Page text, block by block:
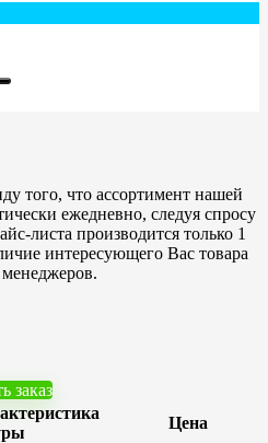
того, что ассортимент нашей
ежедневно, следуя спросу
листа производится только 1
интересующего Вас товара
заказ
Цена